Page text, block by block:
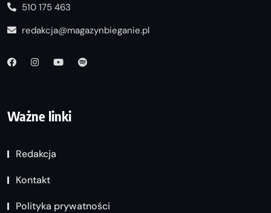
510 175 463
redakcja@magazynbieganie.pl
Ważne linki
Redakcja
Kontakt
Polityka prywatności